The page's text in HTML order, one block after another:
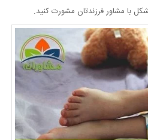
با مشاور فرزندتان مشورت کنید.